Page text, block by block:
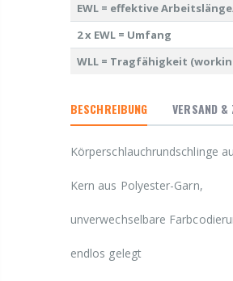
EWL = effektive
2 x EWL = Umfang
WLL = Tragfähigkeit
BESCHREIBUNG VERSAND &
Körperschlauchrundschlinge
Kern aus Polyester-Garn,
unverwechselbare
endlos gelegt